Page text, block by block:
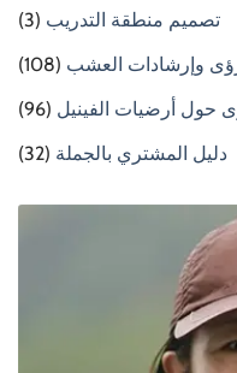
تصميم منطقة التدريب (3)
وإرشادات العشب (108)
حول أرضيات الفينيل (96)
دليل المشتري بالجملة (32)